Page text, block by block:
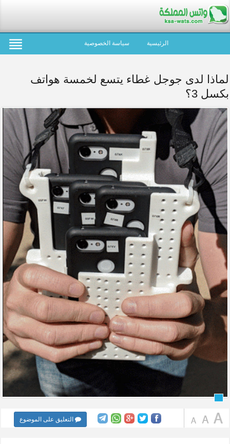
الرئيسية سياسة الخصوصية
لماذا لدى جوجل غطاء يتسع لخمسة هواتف
بكسل 3؟
التعليق على الموضوع